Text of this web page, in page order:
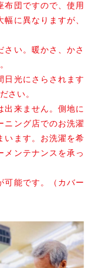
団ですので、使用
に異なりますが、
い。暖かさ、かさ
光にさらされます
さい。
来ません。側地に
ニング店でのお洗濯
います。お洗濯を希
メンテナンスを承っ
能です。（カバー